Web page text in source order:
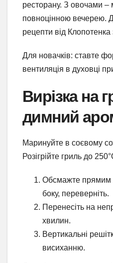
ресторану. З овочами –
повноцінною вечерею.
рецепти від Клопотенка
Для новачків: ставте
вентиляція в духовці
Вирізка на
димний
Маринуйте в соєвому
Розігрійте гриль до
Обсмажте прямим
боку, переверніть.
Перенесіть на
хвилин.
Вертикальні
висиханню.